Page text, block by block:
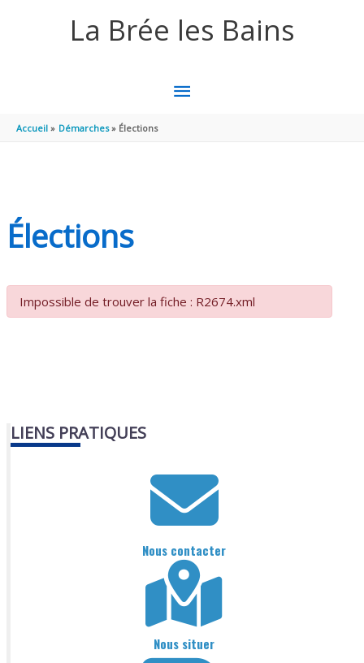
La Brée les Bains
MENU
Accueil Démarches Élections
Élections
Impossible de trouver la fiche : R2674.xml
LIENS PRATIQUES
Nous contacter
Nous situer